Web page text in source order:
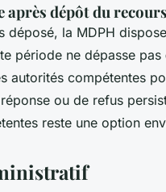
après dépôt du recours
déposé, la MDPH
période ne dépasse pas
autorités compétentes
ou de refus
reste une option